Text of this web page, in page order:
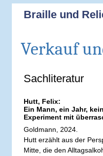
Braille und
Verkauf
Sachliteratur
Hutt, Felix:
Ein Mann, ein Jahr,
Experiment mit
Goldmann, 2024.
Hutt erzählt aus der
Mitte, die den